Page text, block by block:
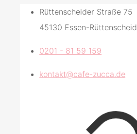
Rüttenscheider Straße 75
45130 Essen-Rüttenscheid
0201 - 81 59 159
kontakt@cafe-zucca.de